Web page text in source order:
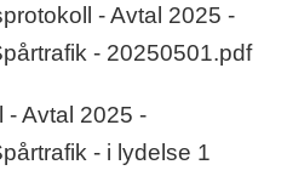
- Avtal 2025 -
- 20250501.pdf
- Avtal 2025 -
- i lydelse 1